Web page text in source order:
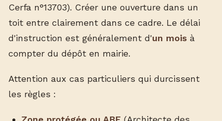
Cerfa n°13703). Créer une ouverture dans un
toit entre clairement dans ce cadre. Le délai
d'instruction est généralement d'un mois à
compter du dépôt en mairie.
Attention aux cas particuliers qui durcissent
les règles :